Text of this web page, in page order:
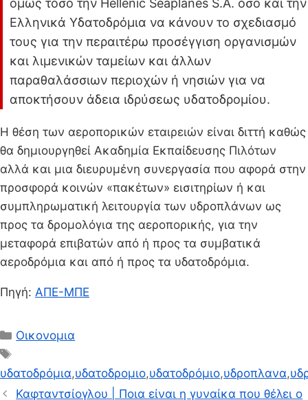
όμως τόσο την Hellenic Seaplanes S.A. όσο και την
Ελληνικά Υδατοδρόμια να κάνουν το σχεδιασμό
τους για την περαιτέρω προσέγγιση οργανισμών
και λιμενικών ταμείων και άλλων
παραθαλάσσιων περιοχών ή νησιών για να
αποκτήσουν άδεια ιδρύσεως υδατοδρομίου.
Η θέση των αεροπορικών εταιρειών είναι διττή καθώς
θα δημιουργηθεί Ακαδημία Εκπαίδευσης Πιλότων
αλλά και μια διευρυμένη συνεργασία που αφορά στην
προσφορά κοινών «πακέτων» εισιτηρίων ή και
συμπληρωματική λειτουργία των υδροπλάνων ως
προς τα δρομολόγια της αεροπορικής, για την
μεταφορά επιβατών από ή προς τα συμβατικά
αεροδρόμια και από ή προς τα υδατοδρόμια.
Πηγή: ΑΠΕ-ΜΠΕ
Κατηγορίες
Οικονομια
υδατοδρόμια,υδατοδρομιο,υδατοδρόμιο,υδροπλανα,
Καφταντσίογλου | Ποια είναι η γυναίκα που θέλει ο